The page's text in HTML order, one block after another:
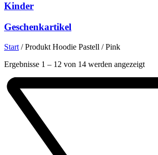
Kinder
Geschenkartikel
Start /Produkt Hoodie Pastell /Pink
Ergebnisse 1 – 12 von 14 werden angezeigtNach